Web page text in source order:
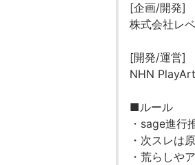
[企画/開発]
株式会社レ
[開発/運営]
NHN
■ルール
・sage進行
・次スレは
・荒らしや